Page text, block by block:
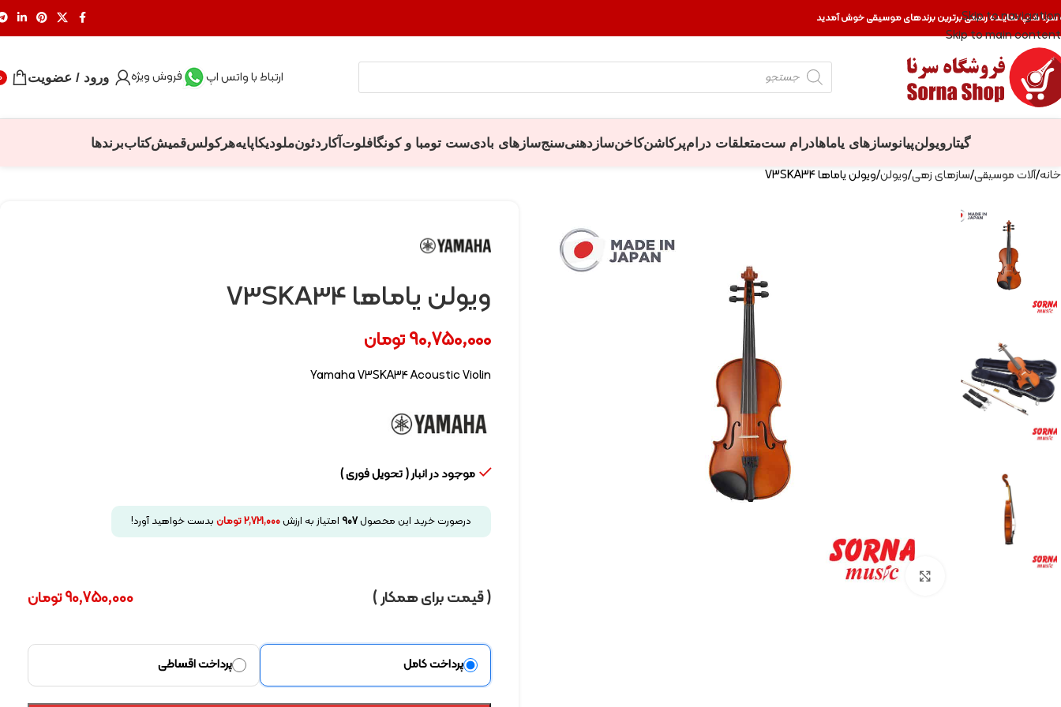
Skip to navigation
Skip to main content
سرنا شاپ نماینده رسمی برترین برندهای موسیقی خوش آمدید
ارتباط با واتس اپ فروش ویژه ورود / عضویت
گیتار ویولنپیانوسازهای یاماهادرام ستمتعلقات درامپرکاشنکاخنسازدهنیسنجسازهای بادیست تومبا و کونگافلوت آکاردئونملودیکاپایههرکولسقمیشکتاببرندها
خانه آلات موسیقی سازهای زهی ویولن ویولن یاماها V3SKA34
Click to enlarge
ویولن یاماها V3SKA34
90,750,000تومان
Yamaha V3SKA34 Acoustic Violin
موجود در انبار ( تحویل فوری )
درصورت خرید این محصول907 امتیاز به ارزش2,721,000تومان بدست خواهید آورد!
( قیمت برای همکار ) 90,750,000تومان
پرداخت کامل پرداخت اقساطی